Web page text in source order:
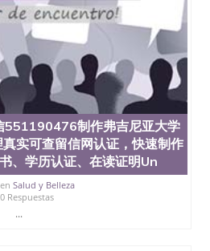
551190476制作弗吉尼亚大学
真实可查留信网认证，快速制作
、学历认证、在读证明Un
Salud y Belleza
0 Respuestas
...